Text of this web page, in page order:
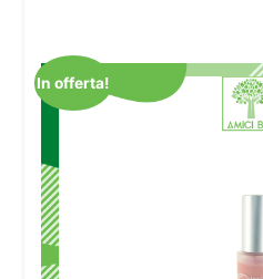
In offerta!